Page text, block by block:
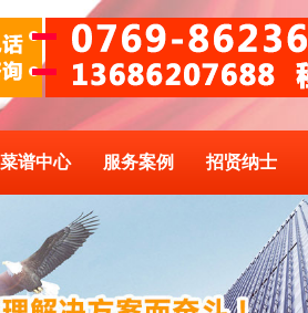
菜谱中心 服务案例 招贤纳士